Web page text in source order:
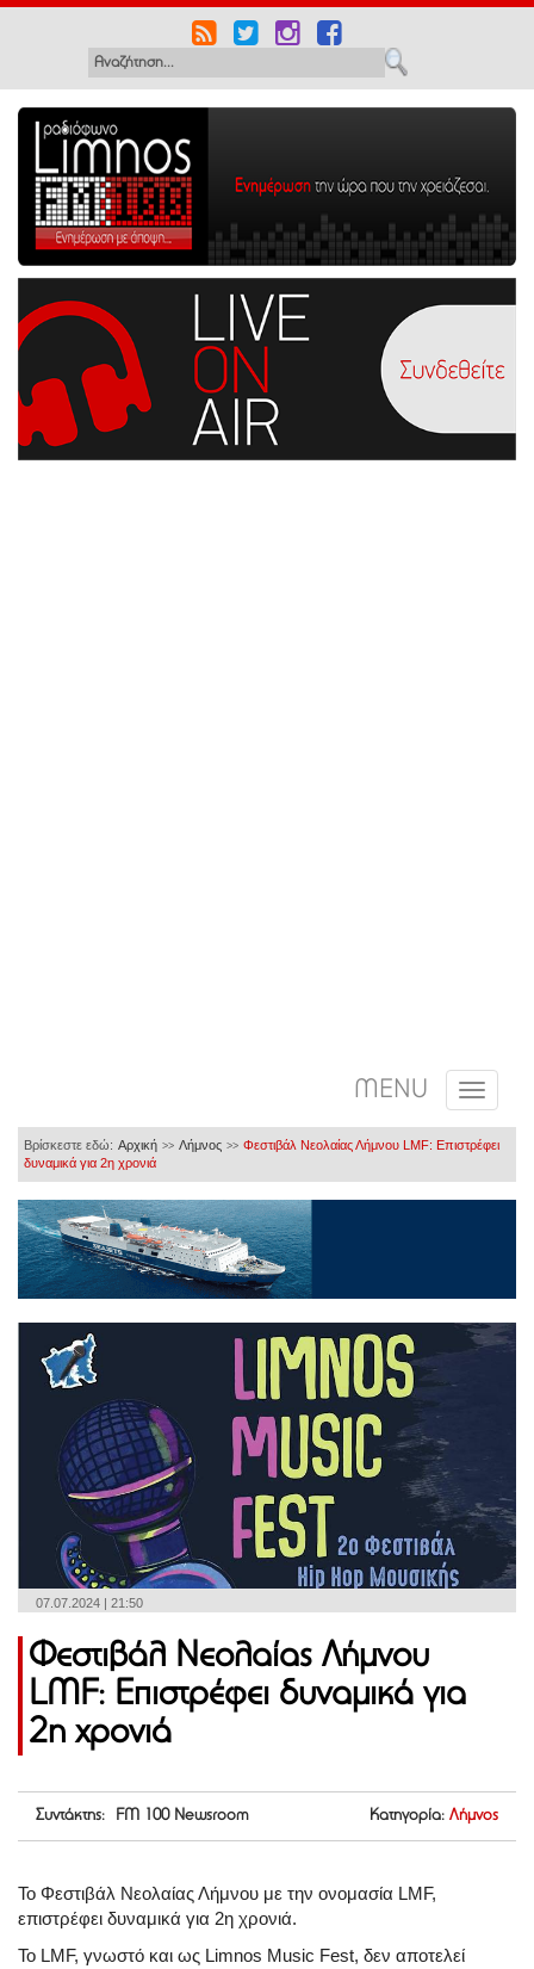
MENU
Βρίσκεστε εδώ: Αρχική >> Λήμνος >> Φεστιβάλ Νεολαίας Λήμνου LMF: Επιστρέφει
δυναμικά για 2η χρονιά
07.07.2024 | 21:50
Φεστιβάλ Νεολαίας Λήμνου
LMF: Επιστρέφει δυναμικά για
2η χρονιά
Συντάκτης: FM 100 Newsroom Κατηγορία: Λήμνος
Το Φεστιβάλ Νεολαίας Λήμνου με την ονομασία LMF,
επιστρέφει δυναμικά για 2η χρονιά.
Το LMF, γνωστό και ως Limnos Music Fest, δεν αποτελεί